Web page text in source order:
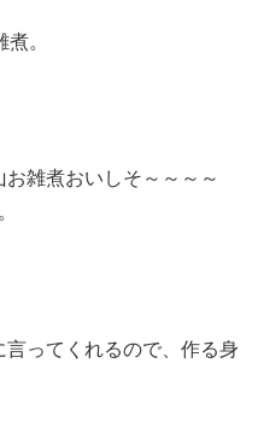
。
雑煮おいしそ～～～～
ってくれるので、作る身